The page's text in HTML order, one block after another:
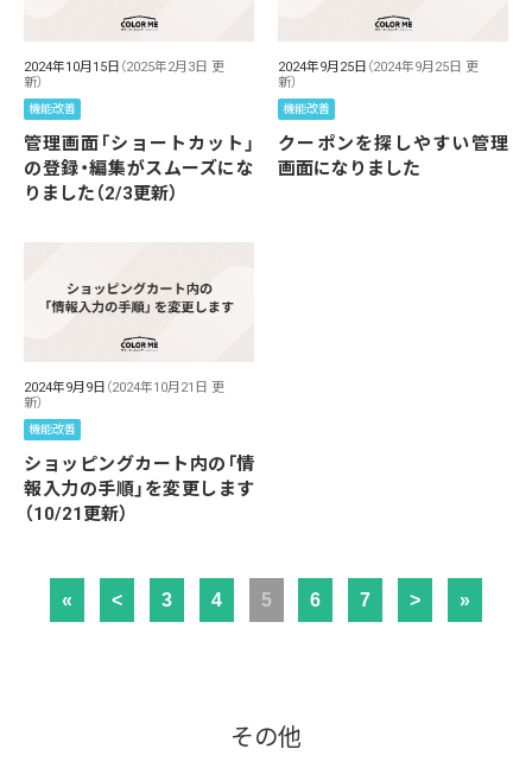
2024年10月15日 （2025年2月3日 更
新）
機能改善
管理画面「ショートカット」
の登録・編集がスムーズにな
りました（2/3更新）
2024年9月25日 （2024年9月25日 更
新）
機能改善
クーポンを探しやすい管理
画面になりました
2024年9月9日 （2024年10月21日 更
新）
機能改善
ショッピングカート内の「情
報入力の手順」を変更します
（10/21更新）
« < 3 4 5 6 7 > »
その他